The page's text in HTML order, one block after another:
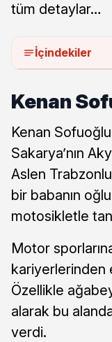
tüm detaylar…
İçindekiler
Kenan
Kenan
Sakarya’nın
Aslen
bir babanın
motosikletle
Motor
kariyerlerinden
Özellikle
alarak bu
verdi.